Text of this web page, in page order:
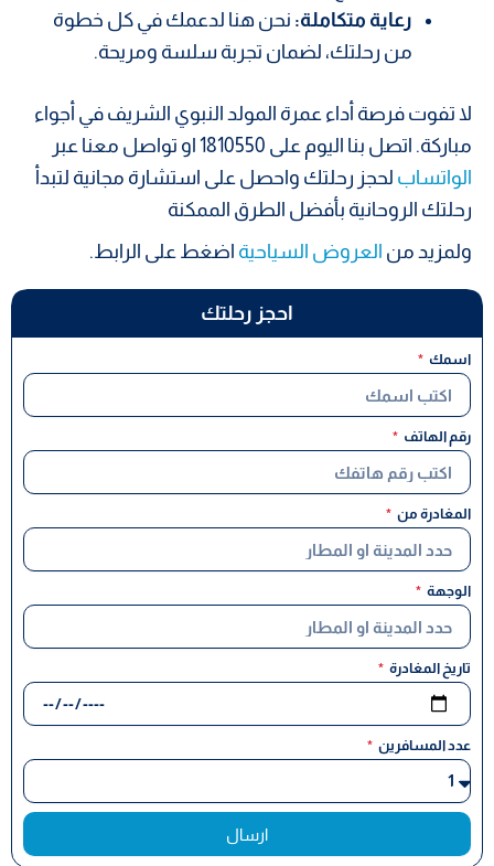
احجز رحلتك
اسمك
رقم الهاتف
المغادرة من
الوجهة
تاريخ المغادرة
عدد المسافرين
ارسال
رعاية متكاملة: نحن هنا لدعمك في كل خطوة
من رحلتك، لضمان تجربة سلسة ومريحة.
لا تفوت فرصة أداء عمرة المولد النبوي الشريف في أجواء
مباركة. اتصل بنا اليوم على 1810550 او تواصل معنا عبر
الواتساب لحجز رحلتك واحصل على استشارة مجانية لتبدأ
رحلتك الروحانية بأفضل الطرق الممكنة
ولمزيد من العروض السياحية اضغط على الرابط.